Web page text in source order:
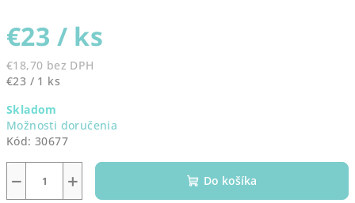
€23 / ks
€18,70 bez DPH
Jednotková
€23 / 1 ks
Skladom
Možnosti doručenia
Kód: 30677
+
− Do košíka